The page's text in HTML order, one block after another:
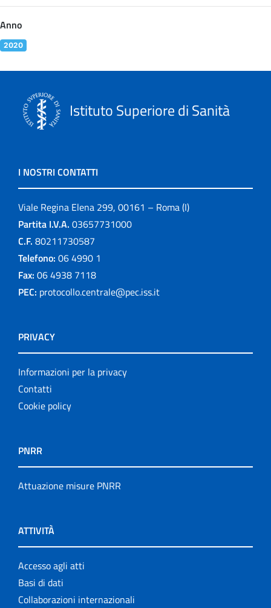
Anno
2020
Istituto Superiore di Sanità
I NOSTRI CONTATTI
Viale Regina Elena 299, 00161 – Roma (I)
Partita I.V.A. 03657731000
C.F. 80211730587
Telefono: 06 4990 1
Fax: 06 4938 7118
PEC: protocollo.centrale@pec.iss.it
PRIVACY
Informazioni per la privacy
Contatti
Cookie policy
PNRR
Attuazione misure PNRR
ATTIVITÀ
Accesso agli atti
Basi di dati
Collaborazioni internazionali